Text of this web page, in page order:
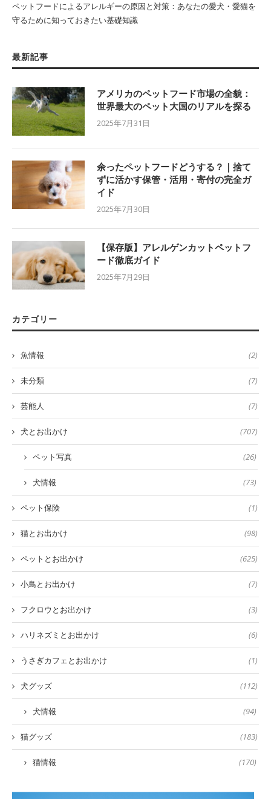
ペットフードによるアレルギーの原因と対策：あなたの愛犬・愛猫を
守るために知っておきたい基礎知識
最新記事
アメリカのペットフード市場の全貌：
世界最大のペット大国のリアルを探る
2025年7月31日
余ったペットフードどうする？｜捨て
ずに活かす保管・活用・寄付の完全ガ
イド
2025年7月30日
【保存版】アレルゲンカットペットフ
ード徹底ガイド
2025年7月29日
カテゴリー
魚情報 (2)
未分類 (7)
芸能人 (7)
犬とお出かけ (707)
ペット写真 (26)
犬情報 (73)
ペット保険 (1)
猫とお出かけ (98)
ペットとお出かけ (625)
小鳥とお出かけ (7)
フクロウとお出かけ (3)
ハリネズミとお出かけ (6)
うさぎカフェとお出かけ (1)
犬グッズ (112)
犬情報 (94)
猫グッズ (183)
猫情報 (170)